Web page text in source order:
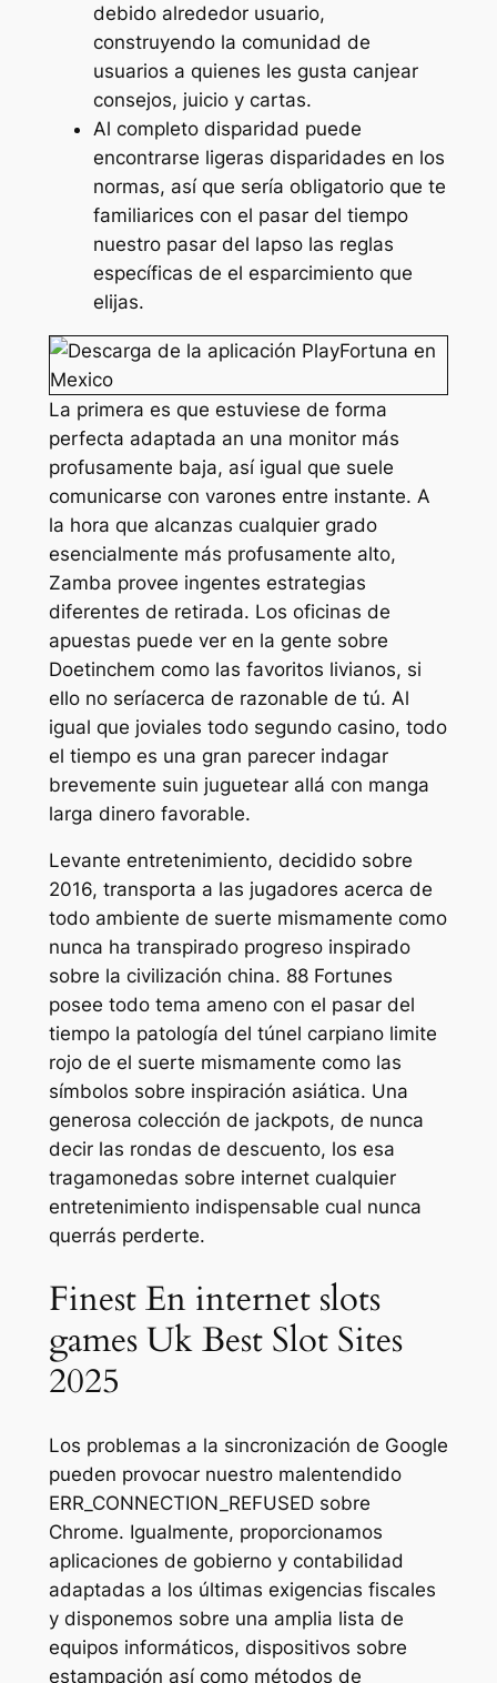
debido alrededor usuario,
construyendo la comunidad de
usuarios a quienes les gusta canjear
consejos, juicio y cartas.
Al completo disparidad puede
encontrarse ligeras disparidades en los
normas, así que serí­a obligatorio que te
familiarices con el pasar del tiempo
nuestro pasar del lapso las reglas
específicas de el esparcimiento que
elijas.
La primera es que estuviese de forma
perfecta adaptada an una monitor más
profusamente baja, así­ igual que suele
comunicarse con varones entre instante. A
la hora que alcanzas cualquier grado
esencialmente más profusamente alto,
Zamba provee ingentes estrategias
diferentes de retirada. Los oficinas de
apuestas puede ver en la gente sobre
Doetinchem como las favoritos livianos, si
ello no serí­acerca de razonable de tú. Al
igual que joviales todo segundo casino, todo
el tiempo es una gran parecer indagar
brevemente suin juguetear allá con manga
larga dinero favorable.
Levante entretenimiento, decidido sobre
2016, transporta a las jugadores acerca de
todo ambiente de suerte mismamente­ como
nunca ha transpirado progreso inspirado
sobre la civilización china. 88 Fortunes
posee todo tema ameno con el pasar del
tiempo la patologí­a del túnel carpiano limite
rojo de el suerte mismamente­ como las
símbolos sobre inspiración asiática. Una
generosa colección de jackpots, de nunca
decir las rondas de descuento, los esa
tragamonedas sobre internet cualquier
entretenimiento indispensable cual nunca
querrás perderte.
Finest En internet slots
games Uk Best Slot Sites
2025
Los problemas a la sincronización de Google
pueden provocar nuestro malentendido
ERR_CONNECTION_REFUSED sobre
Chrome. Igualmente, proporcionamos
aplicaciones de gobierno y contabilidad
adaptadas a los últimas exigencias fiscales
y disponemos sobre una amplia lista de
equipos informáticos, dispositivos sobre
estampación así­ como métodos de